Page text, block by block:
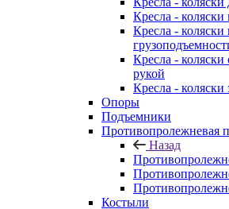
Кресла - коляски
Кресла -
Кресла -
рукой
Кресла - коляски
Опоры
Подъемники
Противопролежневая
Назад
Костыли